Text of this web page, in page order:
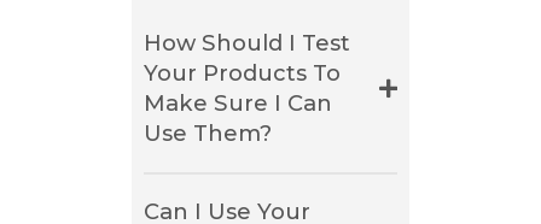
How Should I Test
Your Products To
Make Sure I Can
Use Them?
Can I Use Your